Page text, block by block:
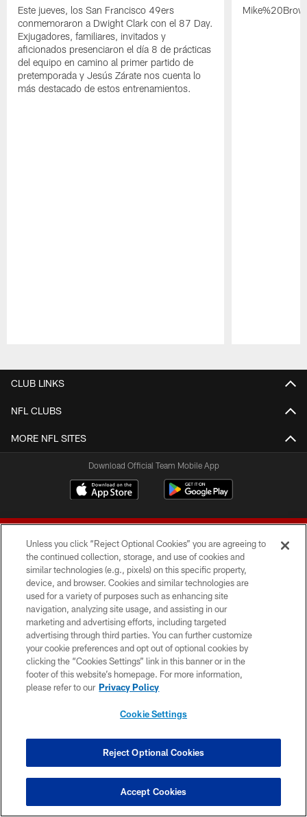
Este jueves, los San Francisco 49ers
conmemoraron a Dwight Clark con el 87 Day.
Exjugadores, familiares, invitados y
aficionados presenciaron el día 8 de prácticas
del equipo en camino al primer partido de
pretemporada y Jesús Zárate nos cuenta lo
más destacado de estos entrenamientos.
CLUB LINKS
NFL CLUBS
MORE NFL SITES
Download Official Team Mobile App
© 2026 Forty Niners Football Company LLC
TERMS AND CONDITIONS
PRIVACY POLICY
ACCESSIBILITY
CONTACT US
COOKIE SETTINGS
Unless you click “Reject Optional Cookies” you are agreeing to
the continued collection, storage, and use of cookies and
similar technologies (e.g., pixels) on this specific property,
device, and browser. Cookies and similar technologies are
used for a variety of purposes such as enhancing site
navigation, analyzing site usage, and assisting in our
marketing and advertising efforts, including targeted
advertising through third parties. You can further customize
your cookie preferences and opt out of optional cookies by
clicking the “Cookies Settings” link in this banner or in the
footer of this website’s homepage. For more information,
please refer to our Privacy Policy
Cookie Settings
Reject Optional Cookies
Accept Cookies